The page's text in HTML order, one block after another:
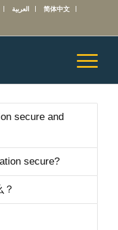
العربية 简体中文
secure and
secure?
？